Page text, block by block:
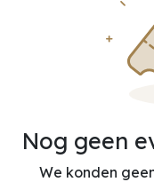
Nog geen
We konden